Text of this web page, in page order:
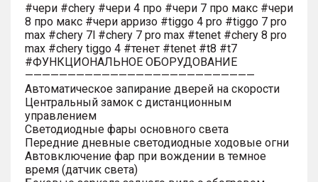
#чери #chery #чери 4 про #чери 7 про макс #чери
8 про макс #чери арризо #tiggo 4 pro #tiggo 7 pro
max #chery 7l #chery 7 pro max #tenet #chery 8 pro
max #chery tiggo 4 #тенет #tenet #t8 #t7
#ФУНКЦИОНАЛЬНОЕ ОБОРУДОВАНИЕ
———————————————————————————
Автоматическое запирание дверей на скорости
Центральный замок с дистанционным
управлением
Светодиодные фары основного света
Передние дневные светодиодные ходовые огни
Автовключение фар при вождении в темное
время (датчик света)